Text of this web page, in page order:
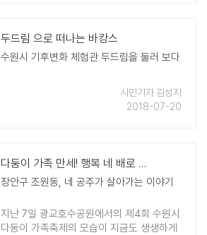
두드림 으로 떠나는 바캉스
수원시 기후변화 체험관 두드림을 둘러 보다
시민기자 김성지
2018-07-20
다둥이 가족 만세! 행복 네 배로 커져요
장안구 조원동, 네 공주가 살아가는 이야기
지난 7일 광교호수공원에서의 제4회 수원시
다둥이 가족축제의 모습이 지금도 생생하게